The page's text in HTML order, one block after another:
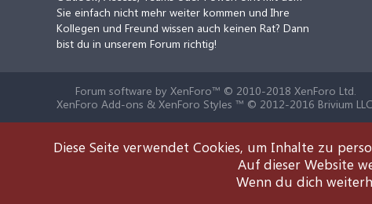
Sie einfach nicht mehr weiter kommen und Ihre
Kollegen und Freund wissen auch keinen Rat? Dann
bist du in unserem Forum richtig!
Forum software by XenForo™ © 2010-2018 XenForo Ltd.
XenForo Add-ons & XenForo Styles ™ © 2012-2016 Brivium
Diese Seite verwendet Cookies, um Inhalte zu
Auf dieser Website
Wenn du dich